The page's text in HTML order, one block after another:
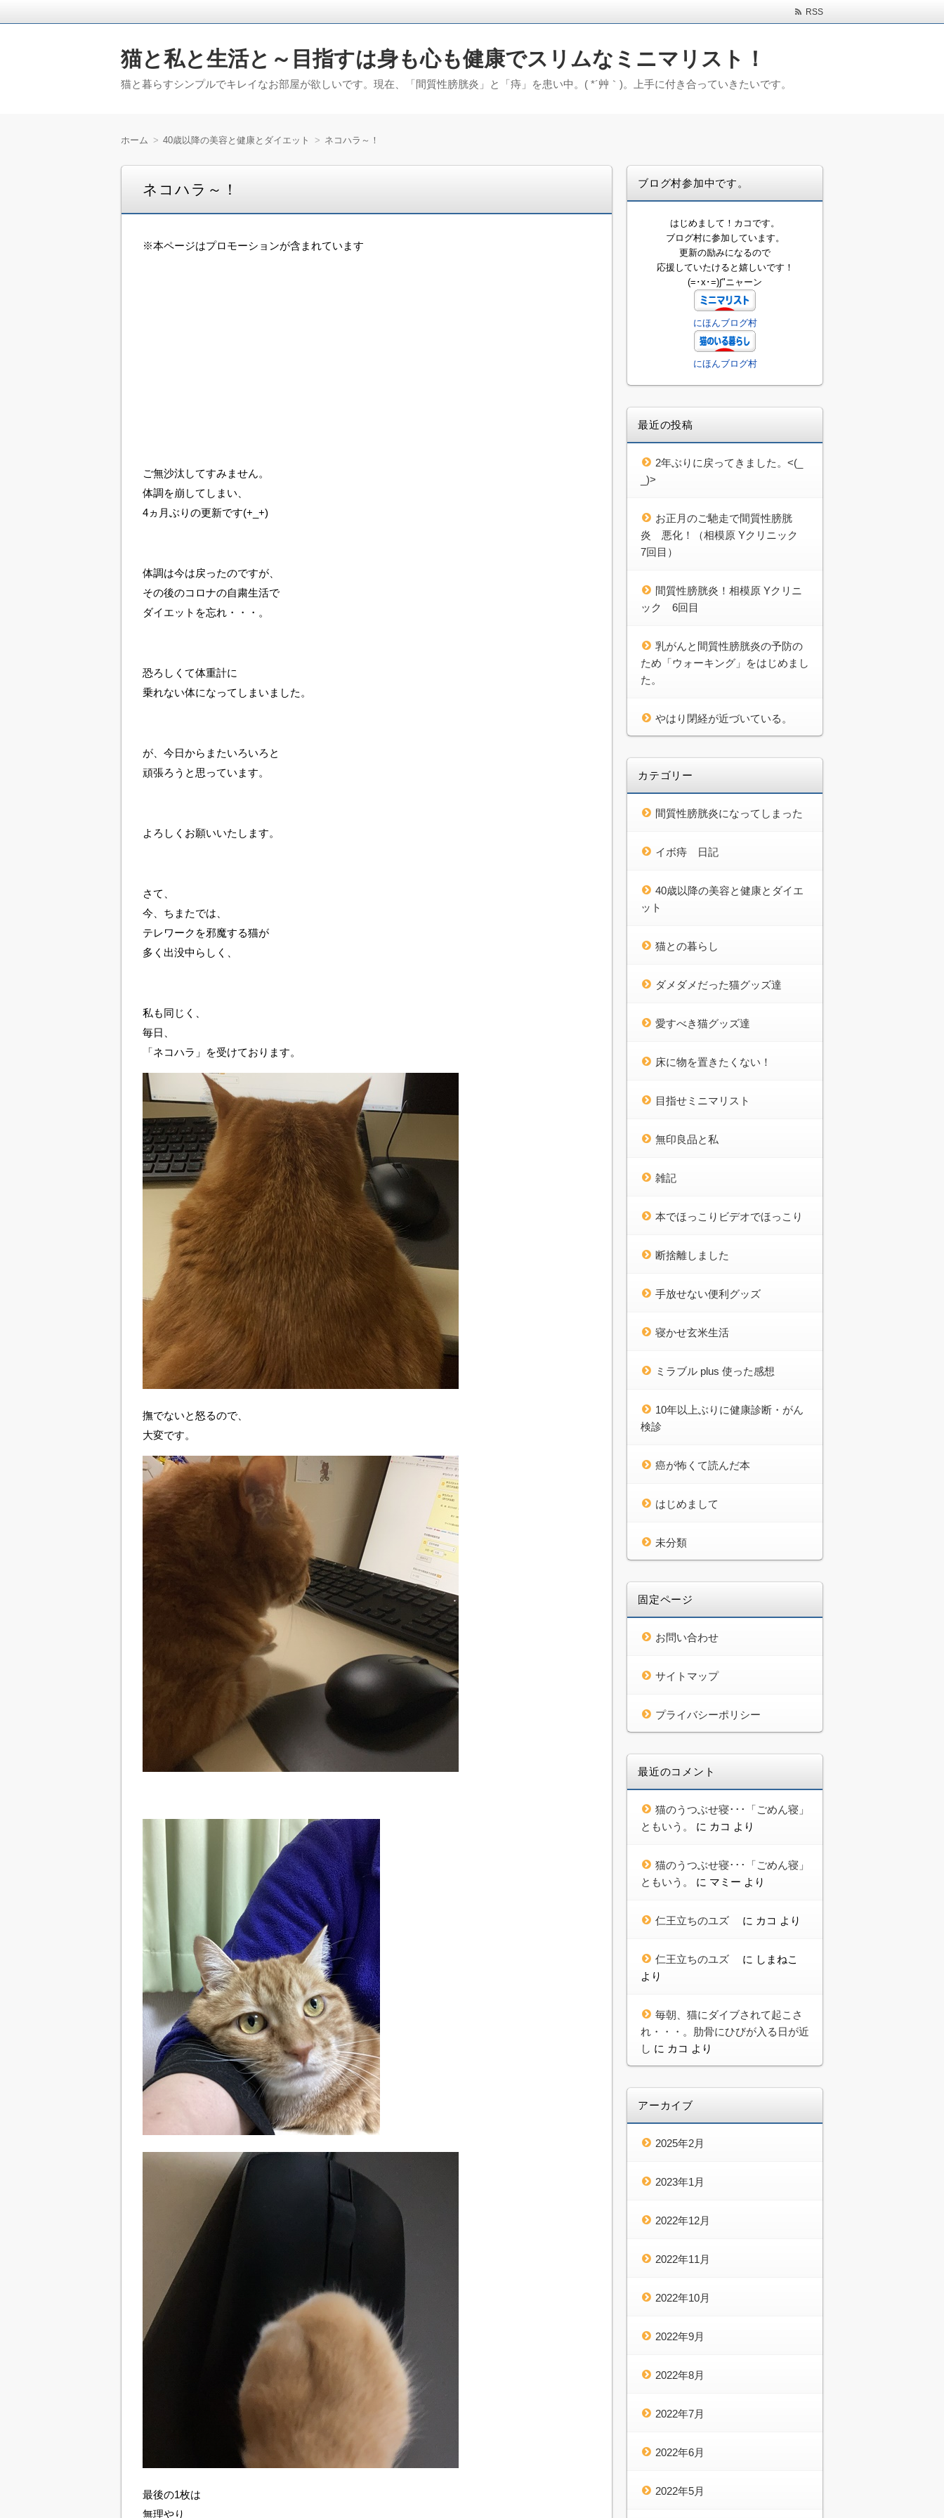
RSS
猫と私と生活と～目指すは身も心も健康でスリムなミニマリスト！
猫と暮らすシンプルでキレイなお部屋が欲しいです。現在、「間質性膀胱炎」と「痔」を患い中。( *´艸｀)。上手に付き合っていきたいです。
ホーム 40歳以降の美容と健康とダイエット ネコハラ～！
ネコハラ～！
※本ページはプロモーションが含まれています
ご無沙汰してすみません。
体調を崩してしまい、
4ヵ月ぶりの更新です(+_+)
体調は今は戻ったのですが、
その後のコロナの自粛生活で
ダイエットを忘れ・・・。
恐ろしくて体重計に
乗れない体になってしまいました。
が、今日からまたいろいろと
頑張ろうと思っています。
よろしくお願いいたします。
さて、
今、ちまたでは、
テレワークを邪魔する猫が
多く出没中らしく、
私も同じく、
毎日、
「ネコハラ」を受けております。
撫でないと怒るので、
大変です。
最後の1枚は
無理やり
ブログ村参加中です。
はじめまして！カコです。
ブログ村に参加しています。
更新の励みになるので
応援していたけると嬉しいです！
(=･x･=)∫"ニャーン
にほんブログ村
にほんブログ村
最近の投稿
2年ぶりに戻ってきました。<(_
_)>
お正月のご馳走で間質性膀胱
炎 悪化！（相模原 Yクリニック
7回目）
間質性膀胱炎！相模原 Yクリニ
ック 6回目
乳がんと間質性膀胱炎の予防の
ため「ウォーキング」をはじめまし
た。
やはり閉経が近づいている。
カテゴリー
間質性膀胱炎になってしまった
イボ痔 日記
40歳以降の美容と健康とダイエ
ット
猫との暮らし
ダメダメだった猫グッズ達
愛すべき猫グッズ達
床に物を置きたくない！
目指せミニマリスト
無印良品と私
雑記
本でほっこりビデオでほっこり
断捨離しました
手放せない便利グッズ
寝かせ玄米生活
ミラブル plus 使った感想
10年以上ぶりに健康診断・がん
検診
癌が怖くて読んだ本
はじめまして
未分類
固定ページ
お問い合わせ
サイトマップ
プライバシーポリシー
最近のコメント
猫のうつぶせ寝･･･「ごめん寝」
ともいう。
に カコ より
猫のうつぶせ寝･･･「ごめん寝」
ともいう。
に マミー より
仁王立ちのユズ に カコ より
仁王立ちのユズ に しまねこ
より
毎朝、猫にダイブされて起こさ
れ・・・。肋骨にひびが入る日が近
し に カコ より
アーカイブ
2025年2月
2023年1月
2022年12月
2022年11月
2022年10月
2022年9月
2022年8月
2022年7月
2022年6月
2022年5月